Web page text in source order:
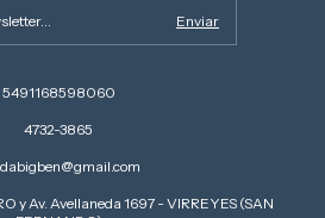
5491168598060
4732-3865
y Av. Avellaneda 1697 - VIRREYES (SAN